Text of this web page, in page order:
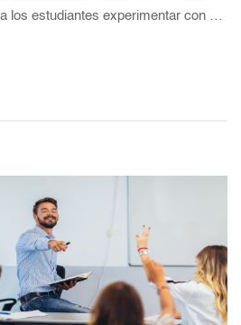
los estudiantes experimentar con …